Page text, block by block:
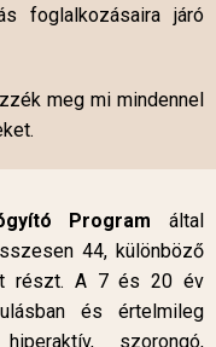
foglalkozásaira járó
meg mi mindennel
Program által
44, különböző
részt. A 7 és 20 év
és értelmileg
szorongó,